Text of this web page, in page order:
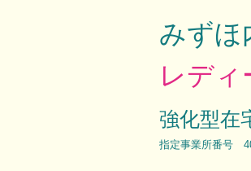
みずほ
レディ
強化型在
指定事業所番号